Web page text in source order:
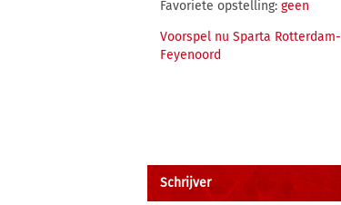
Favoriete opstelling: geen
Voorspel nu Sparta Rotterdam-
Feyenoord
Schrijver